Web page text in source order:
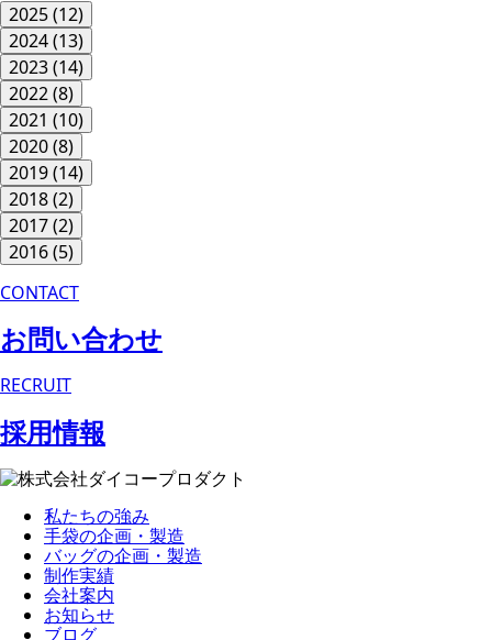
2025(12)
2024(13)
2023(14)
2022(8)
2021 (10)
2020(8)
2019(14)
2018(2)
2017(2)
2016(5)
CONTACT
お問い合わせ
RECRUIT
採用情報
私たちの強み
手袋の企画・製造
バッグの企画・製造
制作実績
会社案内
お知らせ
ブログ